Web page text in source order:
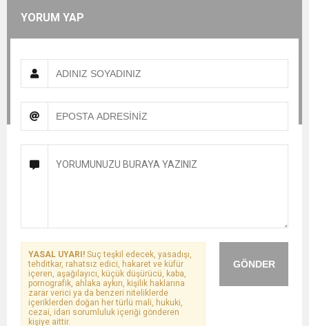
YORUM YAP
GÖNDER
YASAL UYARI! Suç teşkil edecek, yasadışı,
tehditkar, rahatsız edici, hakaret ve küfür
içeren, aşağılayıcı, küçük düşürücü, kaba,
pornografik, ahlaka aykırı, kişilik haklarına
zarar verici ya da benzeri niteliklerde
içeriklerden doğan her türlü mali, hukuki,
cezai, idari sorumluluk içeriği gönderen
kişiye aittir.